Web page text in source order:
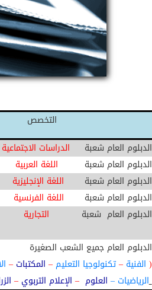
التخصص
الدبلوم العام شعبة الدراسات الاجتماعية
الدبلوم العام شعبة اللغة العربية
الدبلوم العام شعبة اللغة الإنجليزية
الدبلوم العام شعبة اللغة الفرنسية
الدبلوم العام شعبة التجارية
الدبلوم العام جميع الشعب الصغيرة
( الفنية–تكنولوجيا التعليم– المكتبات –
الرياضيات– العلوم – الإعلام التربوي –